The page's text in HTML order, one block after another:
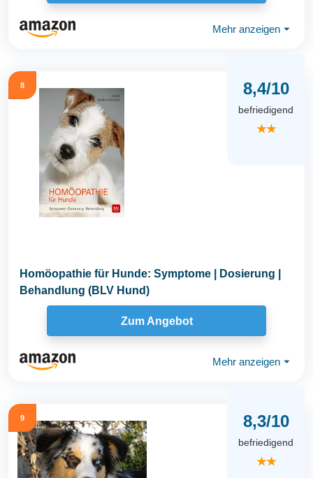
Mehr anzeigen ⏷
8 8,4/10
befriedigend
★★
Homöopathie für Hunde: Symptome | Dosierung |
Behandlung (BLV Hund)
Zum Angebot
Mehr anzeigen ⏷
9 8,3/10
befriedigend
★★